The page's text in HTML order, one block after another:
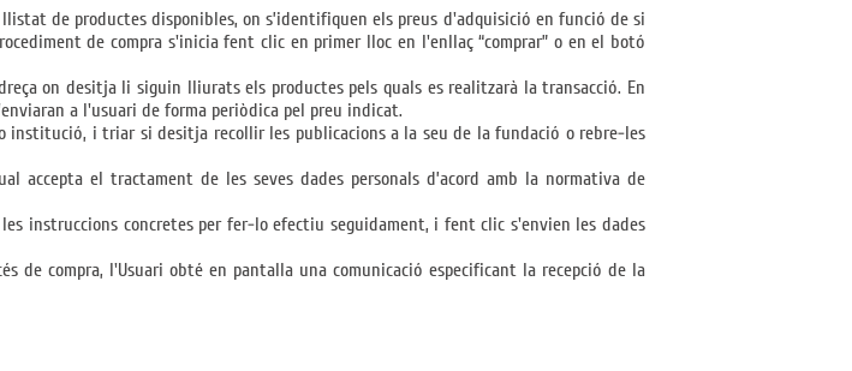
de productes disponibles, on s’identifiquen els preus d'adquisició en funció de si
de compra s'inicia fent clic en primer lloc en l'enllaç “comprar” o en el botó
on desitja li siguin lliurats els productes pels quals es realitzarà la transacció. En
a l'usuari de forma periòdica pel preu indicat.
institució, i triar si desitja recollir les publicacions a la seu de la fundació o rebre-les
accepta el tractament de les seves dades personals d’acord amb la normativa de
instruccions concretes per fer-lo efectiu seguidament, i fent clic s'envien les dades
de compra, l'Usuari obté en pantalla una comunicació especificant la recepció de la